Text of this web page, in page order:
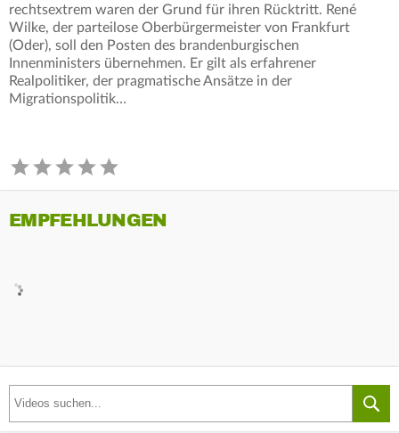
rechtsextrem waren der Grund für ihren Rücktritt. René
Wilke, der parteilose Oberbürgermeister von Frankfurt
(Oder), soll den Posten des brandenburgischen
Innenministers übernehmen. Er gilt als erfahrener
Realpolitiker, der pragmatische Ansätze in der
Migrationspolitik…
EMPFEHLUNGEN